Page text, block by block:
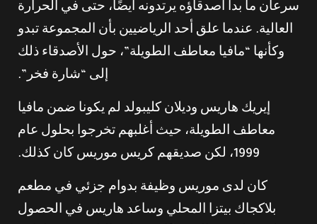
سرعان ما بدأ أصدقاؤه يرتدونه أيضًا، حتى في الحرارة
العالية. عندما علق أحد الرياضيين بأن المجموعة تبدو
وكأنها “مافيا معاطف الطويلة”، حول الأصدقاء ذلك
إلى “شارة فخر”.
إيريك هاريس وديلان كليبولد لم يكونا ضمن مافيا
معاطف الطويلة، حيث أغلبهم تخرجوا بحلول عام
1999، لكن صديقهم كريس موريس كان كذلك.
كان لدى موريس وظيفة بدوام جزئي في مطعم
بلاكجاك بيتزا المحلي وساعد هاريس في الحصول